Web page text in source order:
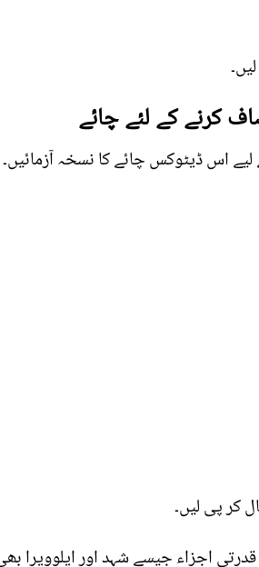
کرنے کے لئے چائے
اس ڈیٹوکس چائے کا نسخہ آزمائیں۔
کر پی لیں۔
اجزاء جیسے شہد اور ایلوویرا